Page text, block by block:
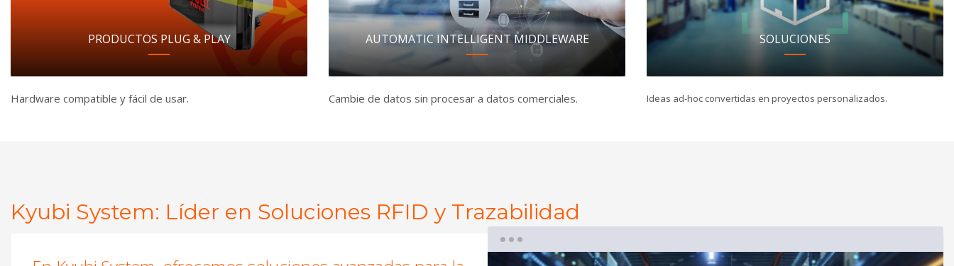
PRODUCTOS PLUG & PLAY
Hardware compatible y fácil de usar.
AUTOMATIC INTELLIGENT MIDDLEWARE
Cambie de datos sin procesar a datos comerciales.
SOLUCIONES
Ideas ad-hoc convertidas en proyectos personalizados.
Kyubi System: Líder en Soluciones RFID y Trazabilidad